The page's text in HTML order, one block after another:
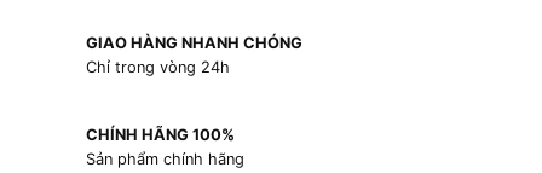
GIAO HÀNG NHANH CHÓNG
Chỉ trong vòng 24h
CHÍNH HÃNG 100%
Sản phẩm chính hãng